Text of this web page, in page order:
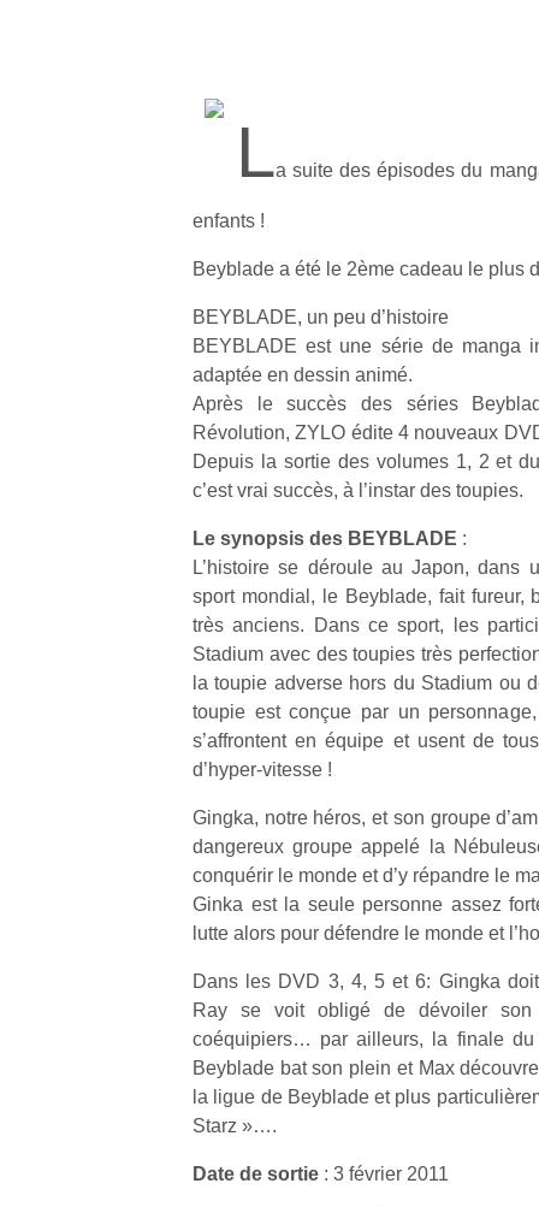
La suite des épisodes du
enfants !
Beyblade a été le 2ème cadeau le plus
BEYBLADE, un peu d’histoire
BEYBLADE est une série de manga
adaptée en dessin animé.
Après le succès des séries
Révolution, ZYLO édite 4 nouveaux
Depuis la sortie des volumes 1, 2 et
c’est vrai succès, à l’instar des toupies.
Le synopsis des BEYBLADE :
L’histoire se déroule au Japon, dans
sport mondial, le Beyblade, fait fureur,
très anciens. Dans ce sport, les
Stadium avec des toupies très
la toupie adverse hors du Stadium ou
toupie est conçue par un
s’affrontent en équipe et usent de
d’hyper-vitesse !
Gingka, notre héros, et son groupe
dangereux groupe appelé la
conquérir le monde et d’y répandre le
Ginka est la seule personne assez
lutte alors pour défendre le monde et
Dans les DVD 3, 4, 5 et 6: Gingka
Ray se voit obligé de dévoiler son
coéquipiers… par ailleurs, la finale du
Beyblade bat son plein et Max
la ligue de Beyblade et plus
Starz »….
Date de sortie : 3 février 2011